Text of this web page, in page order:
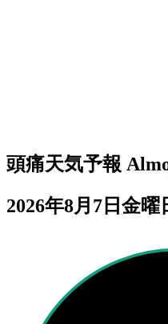
頭痛天気予報
2026年8月7日金曜